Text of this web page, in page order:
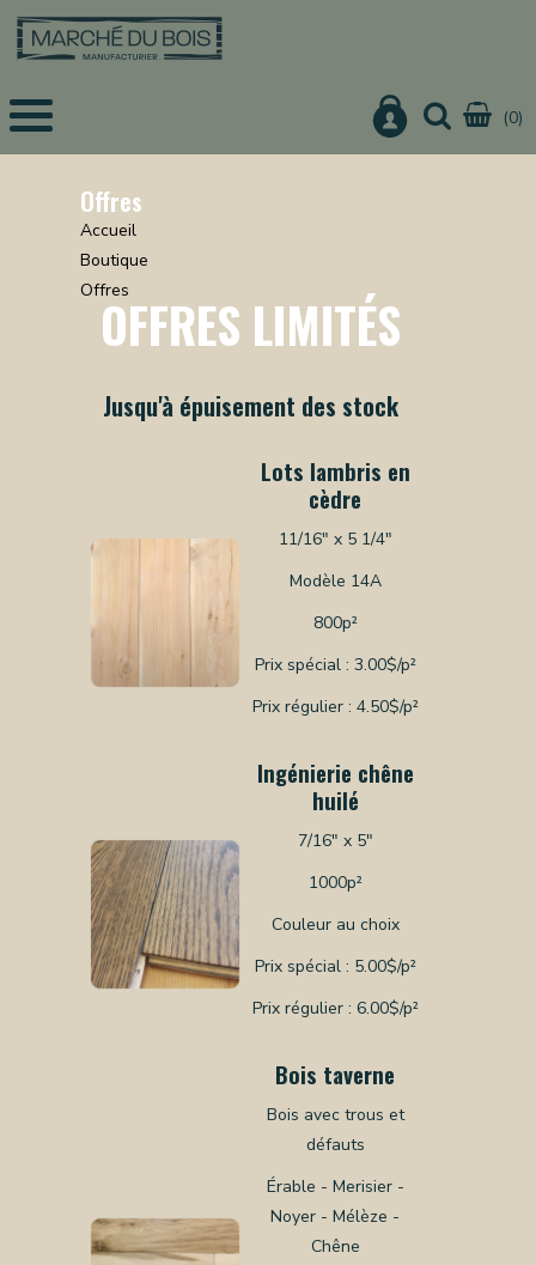
(0)
Offres
Accueil
Boutique
OffresOFFRES LIMITÉS
Jusqu'à épuisement des stock
Lots lambris en
cèdre
11/16" x 5 1/4"
Modèle 14A
800p²
Prix spécial : 3.00$/p²
Prix régulier : 4.50$/p²
Ingénierie chêne
huilé
7/16" x 5"
1000p²
Couleur au choix
Prix spécial : 5.00$/p²
Prix régulier : 6.00$/p²
Bois taverne
Bois avec trous et
défauts
Érable - Merisier -
Noyer - Mélèze -
Chêne